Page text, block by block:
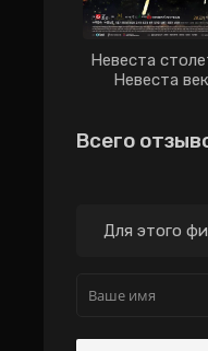
Невеста
Невеста
Всего
Для этого